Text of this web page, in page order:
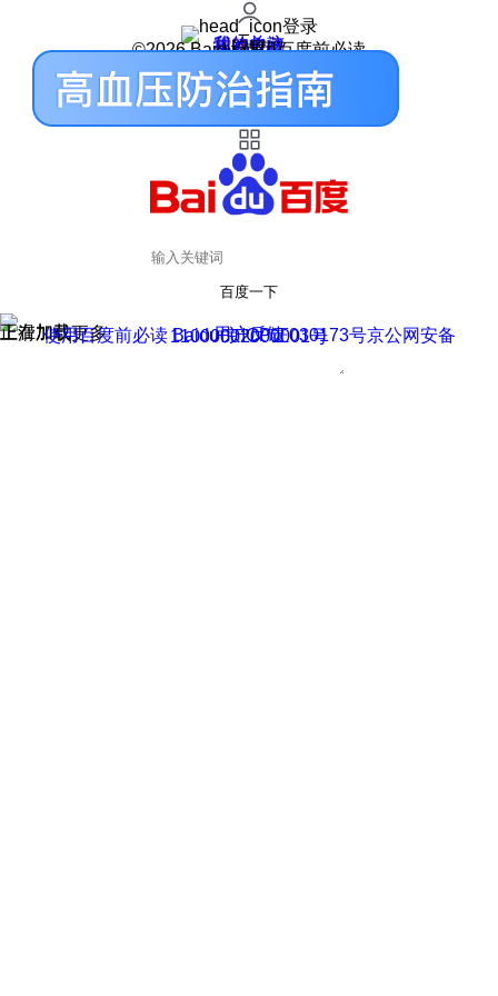
登录
我的关注
我的收藏
皮肤中心
用户反馈
设置
©2026 Baidu 使用百度前必读
百度一下
正在加载
上滑加载更多 用户反馈
使用百度前必读 Baidu 京ICP证030173号
京公网安备11000002000001号